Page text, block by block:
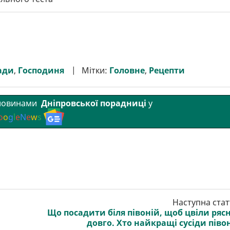
, Господиня Мітки: Головне, Рецепти
Дніпровської порадниці у
ogleNews
Наступна
Що посадити біля півоній, щоб цвіли
довго. Хто найкращі сусіди